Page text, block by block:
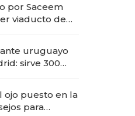
por Saceem
viaducto de
uruguayo
sirve 300
ojo puesto en la
para